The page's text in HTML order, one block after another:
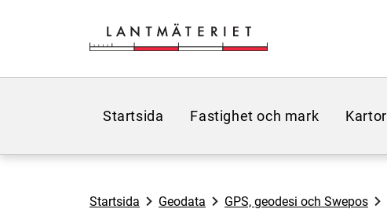
Startsida Fastighet och mark Kartor
Startsida Geodata GPS, geodesi och Swepos